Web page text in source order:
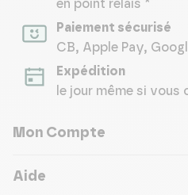
en point relais *
Paiement sécurisé
CB, Apple Pay,
Expédition
le jour même si vous
Mon Compte
Aide